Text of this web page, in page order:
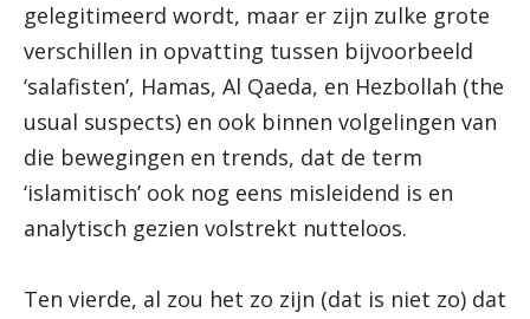
gelegitimeerd wordt, maar er zijn zulke grote
verschillen in opvatting tussen bijvoorbeeld
‘salafisten’, Hamas, Al Qaeda, en Hezbollah (the
usual suspects) en ook binnen volgelingen van
die bewegingen en trends, dat de term
‘islamitisch’ ook nog eens misleidend is en
analytisch gezien volstrekt nutteloos.
Ten vierde, al zou het zo zijn (dat is niet zo) dat